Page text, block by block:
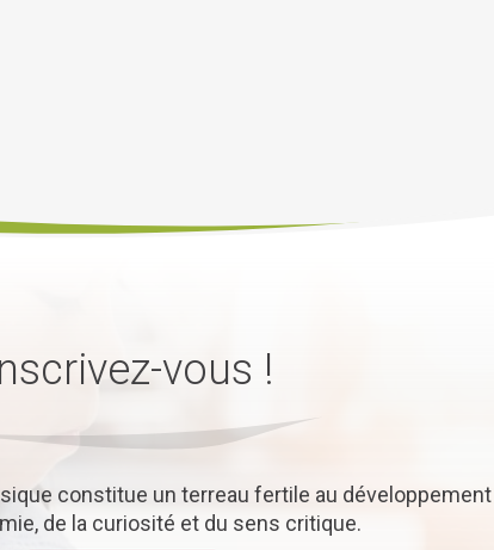
vous !
constitue un terreau fertile au développement
de la curiosité et du sens critique.